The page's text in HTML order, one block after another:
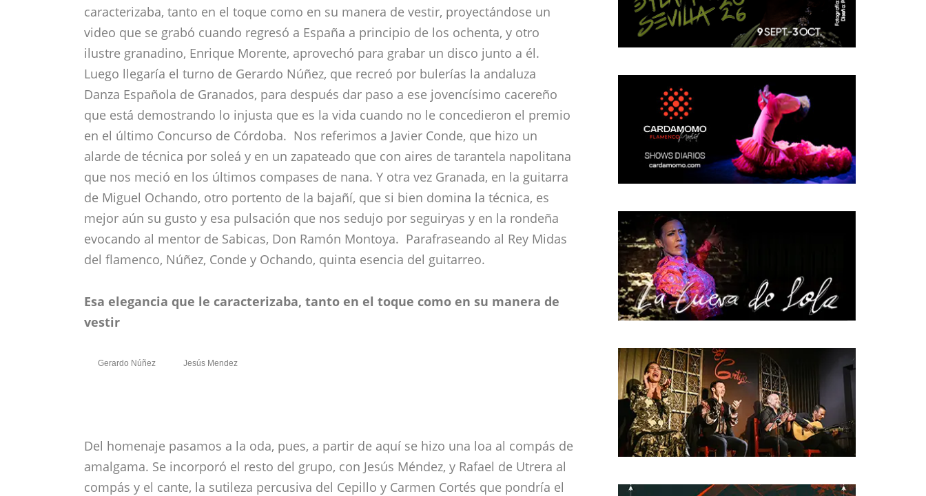
caracterizaba, tanto en el toque como en su manera de vestir, proyectándose un
video que se grabó cuando regresó a España a principio de los ochenta, y otro
ilustre granadino, Enrique Morente, aprovechó para grabar un disco junto a él.
Luego llegaría el turno de Gerardo Núñez, que recreó por bulerías la andaluza
Danza Española de Granados, para después dar paso a ese jovencísimo cacereño
que está demostrando lo injusta que es la vida cuando no le concedieron el premio
en el último Concurso de Córdoba. Nos referimos a Javier Conde, que hizo un
alarde de técnica por soleá y en un zapateado que con aires de tarantela napolitana
que nos meció en los últimos compases de nana. Y otra vez Granada, en la guitarra
de Miguel Ochando, otro portento de la bajañí, que si bien domina la técnica, es
mejor aún su gusto y esa pulsación que nos sedujo por seguiryas y en la rondeña
evocando al mentor de Sabicas, Don Ramón Montoya. Parafraseando al Rey Midas
del flamenco, Núñez, Conde y Ochando, quinta esencia del guitarreo.
Esa elegancia que le caracterizaba, tanto en el toque como en su manera de
vestir
Gerardo Núñez Jesús Mendez
Del homenaje pasamos a la oda, pues, a partir de aquí se hizo una loa al compás de
amalgama. Se incorporó el resto del grupo, con Jesús Méndez, y Rafael de Utrera al
compás y el cante, la sutileza percusiva del Cepillo y Carmen Cortés que pondría el